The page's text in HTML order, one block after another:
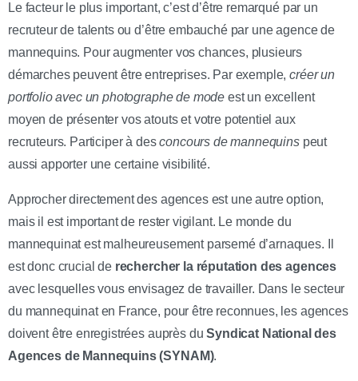
Le facteur le plus important, c’est d’être remarqué par un
recruteur de talents ou d’être embauché par une agence de
mannequins. Pour augmenter vos chances, plusieurs
démarches peuvent être entreprises. Par exemple,créer un
portfolio avec un photographe de mode est un excellent
moyen de présenter vos atouts et votre potentiel aux
recruteurs. Participer à desconcours de mannequinspeut
aussi apporter une certaine visibilité.
Approcher directement des agences est une autre option,
mais il est important de rester vigilant. Le monde du
mannequinat est malheureusement parsemé d’arnaques. Il
est donc crucial de rechercher la réputation des agences
avec lesquelles vous envisagez de travailler. Dans le secteur
du mannequinat en France, pour être reconnues, les agences
doivent être enregistrées auprès duSyndicat National des
Agences de Mannequins (SYNAM).